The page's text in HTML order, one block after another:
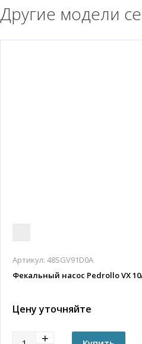
Другие модели
Артикул: 48SGV91D0A
Фекальный насос Pedrollo VX
Цену уточняйте